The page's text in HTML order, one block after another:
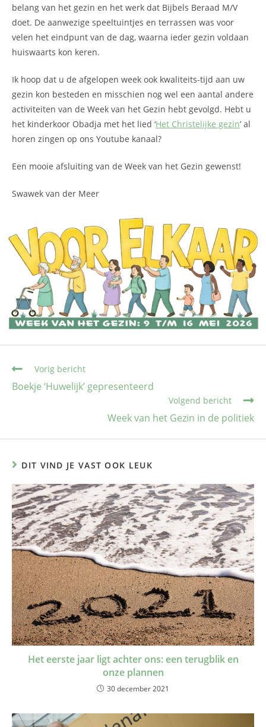
belang van het gezin en het werk dat Bijbels Beraad M/V
doet. De aanwezige speeltuintjes en terrassen was voor
velen het eindpunt van de dag, waarna ieder gezin voldaan
huiswaarts kon keren.
Ik hoop dat u de afgelopen week ook kwaliteits-tijd aan uw
gezin kon besteden en misschien nog wel een aantal andere
activiteiten van de Week van het Gezin hebt gevolgd. Hebt u
het kinderkoor Obadja met het lied ‘Het Christelijke gezin’ al
horen zingen op ons Youtube kanaal?
Een mooie afsluiting van de Week van het Gezin gewenst!
Swawek van der Meer
Vorig bericht
Boekje ‘Huwelijk’ gepresenteerd
Volgend bericht
Week van het Gezin in de politiek
DIT VIND JE VAST OOK LEUK
Het eerste jaar ligt achter ons: een terugblik en
onze plannen
30 december 2021